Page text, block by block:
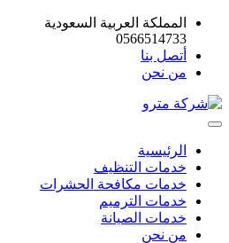
المملكة العربية السعودية
0566514733
أتصل بنا
من نحن
الرئيسية
خدمات التنظيف
خدمات مكافحة الحشرات
خدمات الترميم
خدمات الصيانة
من نحن